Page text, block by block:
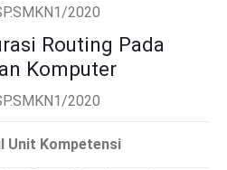
2020
Routing Pada
Komputer
2020
Unit Kompetensi